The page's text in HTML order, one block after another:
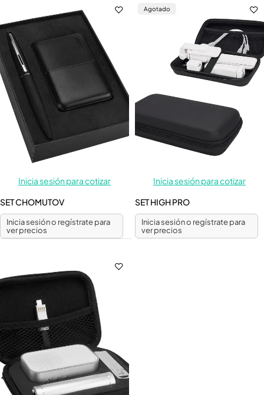
Inicia sesión para cotizar
SET CHOMUTOV
Inicia sesión o regístrate para
ver precios
Agotado
Inicia sesión para cotizar
SET HIGH PRO
Inicia sesión o regístrate para
ver precios